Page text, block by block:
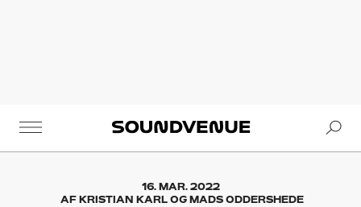
Soundvenue
16. MAR. 2022
AF KRISTIAN KARL OG MADS ODDERSHEDE